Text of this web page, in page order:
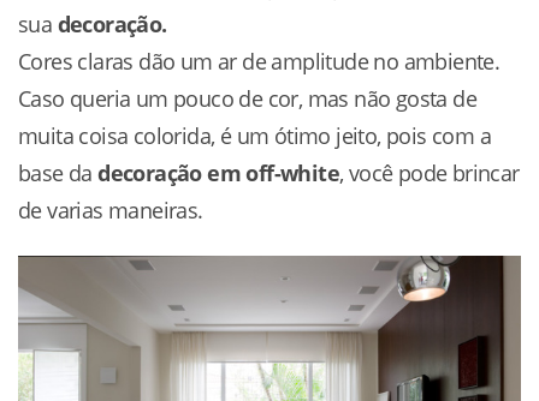
sua decoração.
Cores claras dão um ar de amplitude no ambiente.
Caso queria um pouco de cor, mas não gosta de
muita coisa colorida, é um ótimo jeito, pois com a
base dadecoração em off-white, você pode brincar
de varias maneiras.